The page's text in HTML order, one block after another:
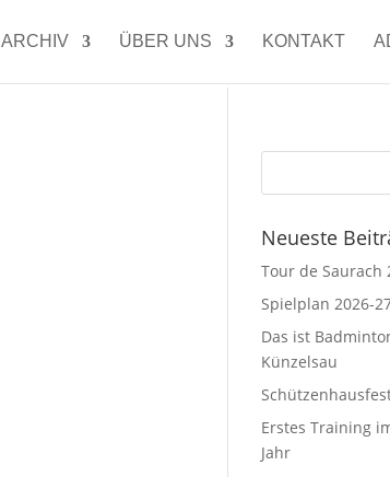
ARCHIV ÜBER UNS KONTAKT
Neueste
Tour de Saurach
Spielplan 2026-
Das ist
Künzelsau
Erstes Training
Jahr